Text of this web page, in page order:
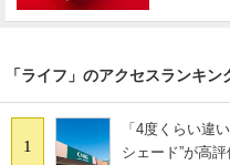
「ライフ」のアクセスランキン
1
「4度くらい違
シェード”が高